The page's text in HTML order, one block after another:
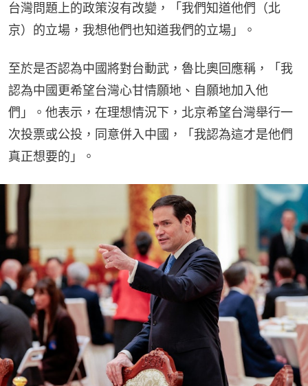
台灣問題上的政策沒有改變，「我們知道他們（北
京）的立場，我想他們也知道我們的立場」。
至於是否認為中國將對台動武，魯比奧回應稱，「我
認為中國更希望台灣心甘情願地、自願地加入他
們」。他表示，在理想情況下，北京希望台灣舉行一
次投票或公投，同意併入中國，「我認為這才是他們
真正想要的」。